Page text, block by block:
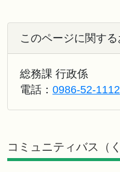
このページに関す
総務課 行政係
電話： 0986-52-1112
コミュニティバス（